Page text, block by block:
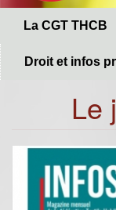
La CGT THCB
Droit et infos
Le